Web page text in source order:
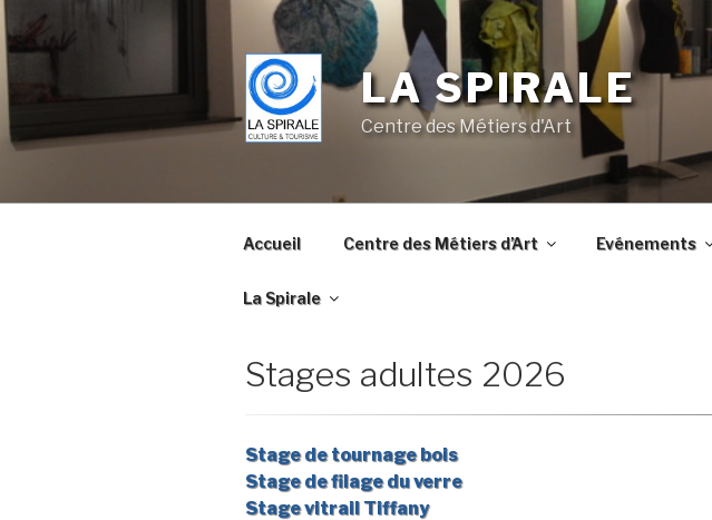
Skip
to
content
LA SPIRALE
Centre des Métiers d'Art
Accueil Centre des Métiers d’Art Evénements
La Spirale
Stages adultes 2026
Stage de tournage bois
Stage de filage du verre
Stage vitrail Tiffany